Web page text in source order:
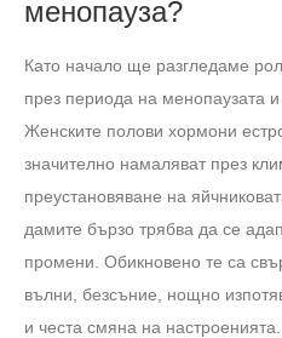
менопауза?
Като начало ще разгледаме
през периода на менопаузата и
Женските полови хормони
значително намаляват през
преустановяване на
дамите бързо трябва да се
промени. Обикновено те са
вълни, безсъние, нощно
и честа смяна на